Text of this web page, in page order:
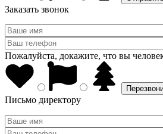
Заказать звонок
Пожалуйста, докажите, что вы
Письмо директору